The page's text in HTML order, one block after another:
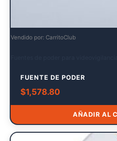
Vendido por: CarritoClub
FUENTE DE PODER
$1,578.80
AÑADIR AL